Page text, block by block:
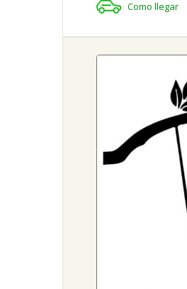
Como llegar